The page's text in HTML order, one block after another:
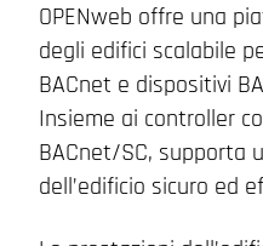
OPENweb offre una
degli edifici scalabile
BACnet e dispositivi
Insieme ai controller
BACnet/SC, supporta
dell’edificio sicuro ed